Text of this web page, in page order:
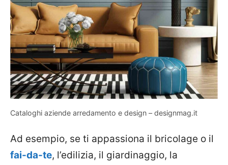
Cataloghi aziende arredamento e design – designmag.it
Ad esempio, se ti appassiona il bricolage o il
fai-da-te, l’edilizia, il giardinaggio, la